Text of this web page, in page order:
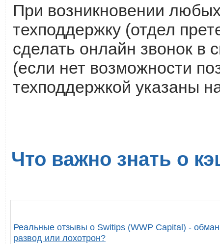
При возникновении
техподдержку (отдел
сделать онлайн звонок в
(если нет возможности
техподдержкой указаны
Что важно знать о
Реальные отзывы о Switips (WWP Capital) -
развод или лохотрон?